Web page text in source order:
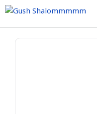
Skip
content